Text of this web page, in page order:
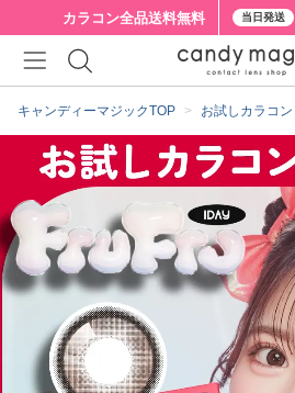
カラコン全品送料無料 当日発送
キャンディーマジックTOP お試しカラコン
クーポン詳細